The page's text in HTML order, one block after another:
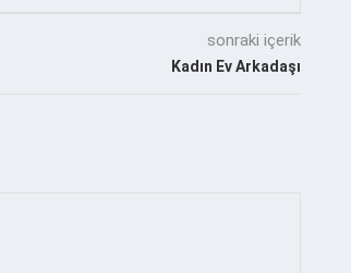
sonraki içerik
Kadın Ev Arkadaşı